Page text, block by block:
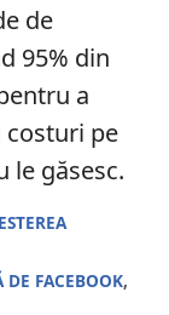
de
95% din
a
pe
le găsesc.
DE FACEBOOK,